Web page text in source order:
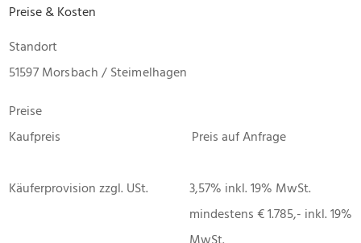
Preise & Kosten
Standort
51597 Morsbach / Steimelhagen
Preise
Kaufpreis
Preis auf Anfrage
Käuferprovision zzgl. USt.
3,57% inkl. 19% MwSt.
mindestens € 1.785,- inkl. 19%